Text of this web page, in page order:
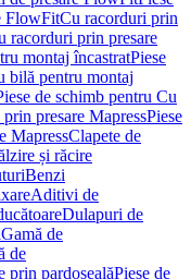
FlowFitCu racorduri prin
racorduri prin presare
montaj încastratPiese
bilă pentru montaj
de schimb pentru Cu
presare MapressPiese
MapressClapete de
și răcire
Benzi
Aditivi de
Dulapuri de
Gamă de
de
prin pardosealăPiese de